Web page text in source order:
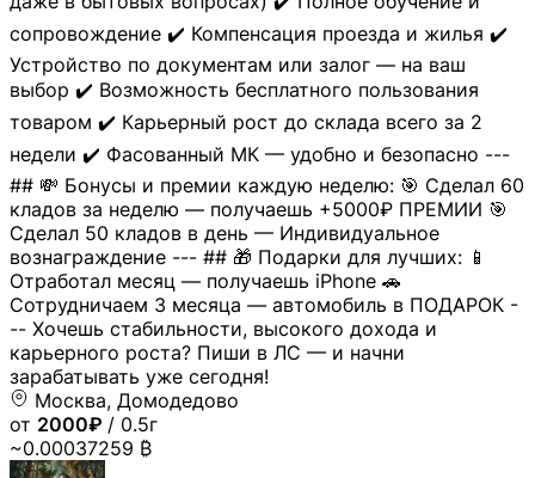
сопровождение ✔️ Компенсация проезда и жилья ✔️
Устройство по документам или залог — на ваш
выбор ✔️ Возможность бесплатного пользования
товаром ✔️ Карьерный рост до склада всего за 2
недели ✔️ Фасованный МК — удобно и безопасно ---
## 💸 Бонусы и премии каждую неделю: 🎯 Сделал 60
кладов за неделю — получаешь +5000₽ ПРЕМИИ 🎯
Сделал 50 кладов в день — Индивидуальное
вознаграждение --- ## 🎁 Подарки для лучших: 📱
Отработал месяц — получаешь iPhone 🚗
Сотрудничаем 3 месяца — автомобиль в ПОДАРОК -
-- Хочешь стабильности, высокого дохода и
карьерного роста? Пиши в ЛС — и начни
зарабатывать уже сегодня!
Москва, Домодедово
от 2000₽ / 0.5г
~0.00037259 ₿